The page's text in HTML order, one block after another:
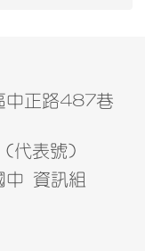
中正路487巷
代表號)
中 資訊組